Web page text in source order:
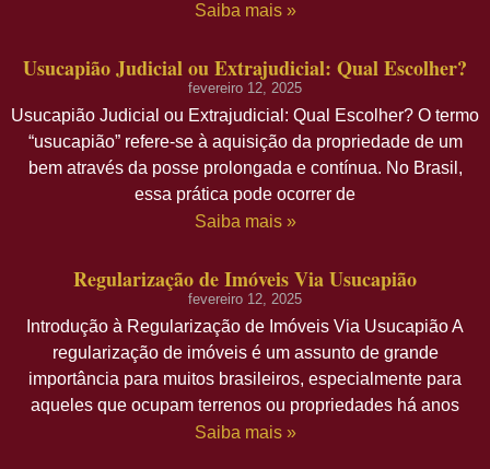
Saiba mais »
Usucapião Judicial ou Extrajudicial: Qual Escolher?
fevereiro 12, 2025
Usucapião Judicial ou Extrajudicial: Qual Escolher? O termo
“usucapião” refere-se à aquisição da propriedade de um
bem através da posse prolongada e contínua. No Brasil,
essa prática pode ocorrer de
Saiba mais »
Regularização de Imóveis Via Usucapião
fevereiro 12, 2025
Introdução à Regularização de Imóveis Via Usucapião A
regularização de imóveis é um assunto de grande
importância para muitos brasileiros, especialmente para
aqueles que ocupam terrenos ou propriedades há anos
Saiba mais »